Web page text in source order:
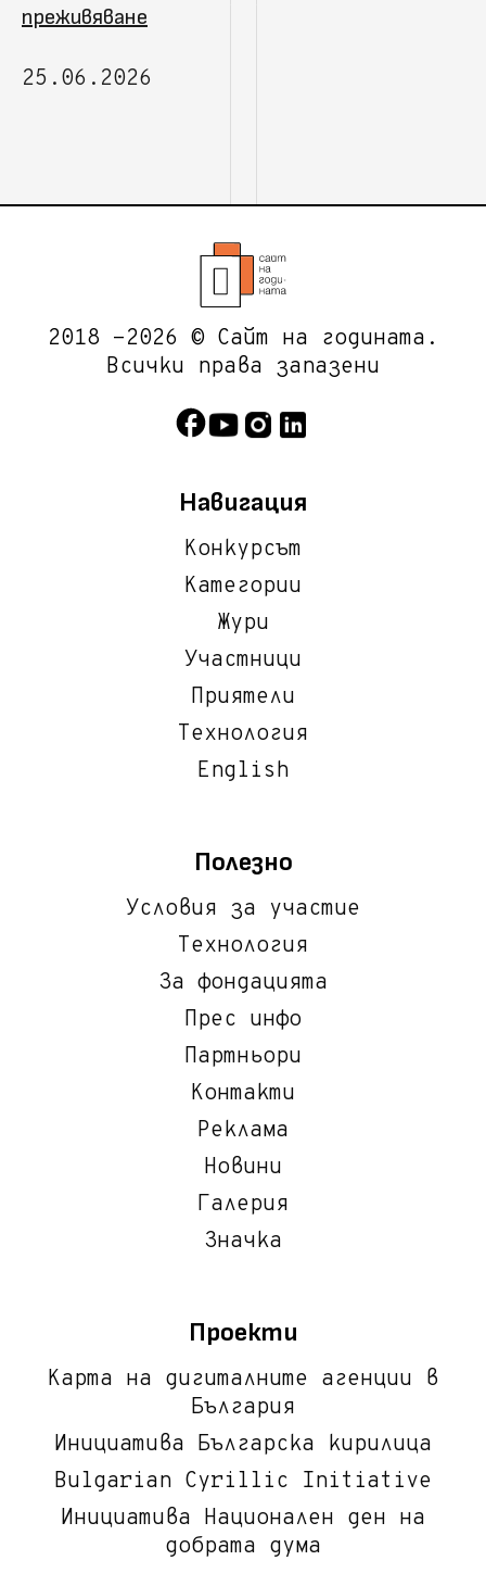
преживяване
25.06.2026
2018 -2026 © Сайт на годината.
Всички права запазени
Навигация
Конкурсът
Категории
Жури
Участници
Приятели
Технология
English
Полезно
Условия за участие
Технология
За фондацията
Прес инфо
Партньори
Контакти
Реклама
Новини
Галерия
Значка
Проекти
Карта на дигиталните агенции в
България
Инициатива Българска кирилица
Bulgarian Cyrillic Initiative
Инициатива Национален ден на
добрата дума